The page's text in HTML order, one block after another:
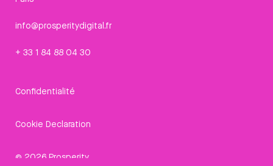
info@prosperitydigital.fr
+ 33 1 84 88 04 30
Confidentialité
Cookie Declaration
© 2026 Prosperity